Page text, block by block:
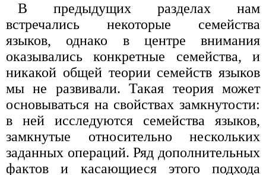
В предыдущих разделах нам
встречались некоторые семейства
языков, однако в центре внимания
оказывались конкретные семейства, и
никакой общей теории семейств языков
мы не развивали. Такая теория может
основываться на свойствах замкнутости:
в ней исследуются семейства языков,
замкнутые относительно нескольких
заданных операций. Ряд дополнительных
фактов и касающиеся этого подхода